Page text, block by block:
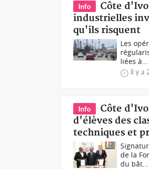
Info
Côte
industrielles
qu'ils risquent
Les
liées à...
il y a
Info
Côte
d'élèves des
techniques et
de la
du bât...